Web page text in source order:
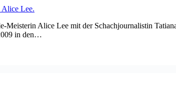
Meisterin Alice Lee mit der Schachjournalistin
in den…